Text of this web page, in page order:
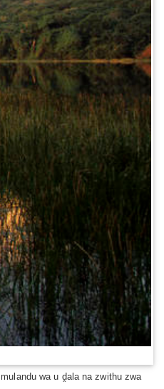
wa u ḓala na zwithu zwa